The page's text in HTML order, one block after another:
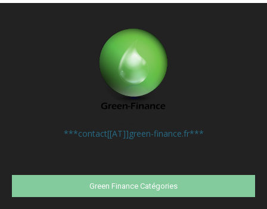
***contact[[AT]]green-finance.fr***
Green Finance Catégories